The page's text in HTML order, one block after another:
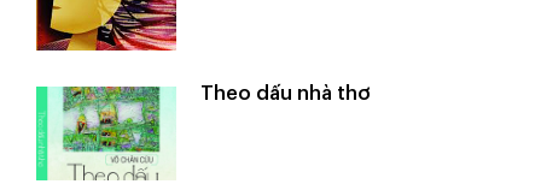
Theo dấu nhà thơ